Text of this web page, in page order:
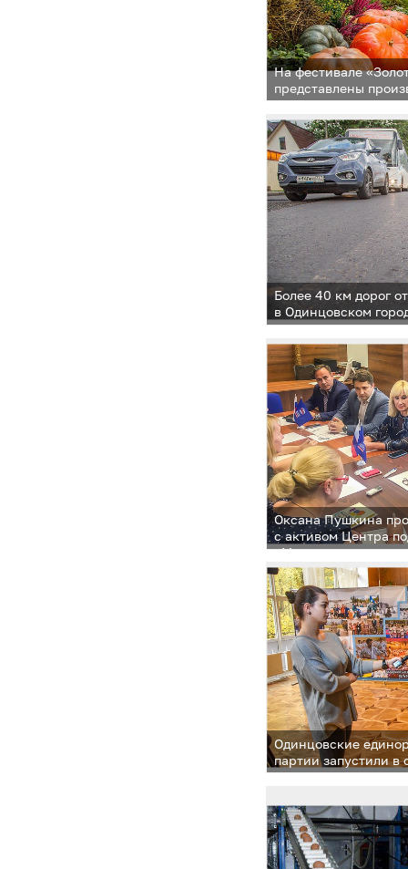
На фестивале
представлены
округа
Более 40 км дорог
в Одинцовском
Оксана Пушкина
с активом Центра
«Мамина помощь»
Одинцовские
партии запустили в
«Безопасная